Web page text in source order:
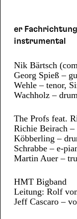
er
instrumental
Nik Bärtsch
Georg Spieß –
Wehle – tenor,
Wachholz –
The Profs feat.
Richie Beirach –
Köbberling –
Schrabbe – e-
Martin Auer –
HMT Bigband
Leitung: Rolf
Jeff Cascaro –